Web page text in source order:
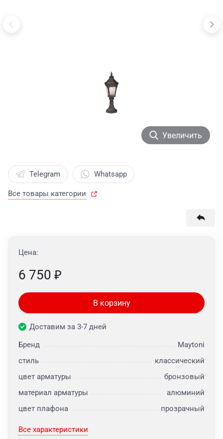
Увеличить
Telegram Whatsapp
Все товары категории
Цена:
6 750 ₽
В корзину
Доставим за 3-7 дней
Бренд
Maytoni
стиль
классический
цвет арматуры
бронзовый
материал арматуры
алюминий
цвет плафона
прозрачный
Все характеристики